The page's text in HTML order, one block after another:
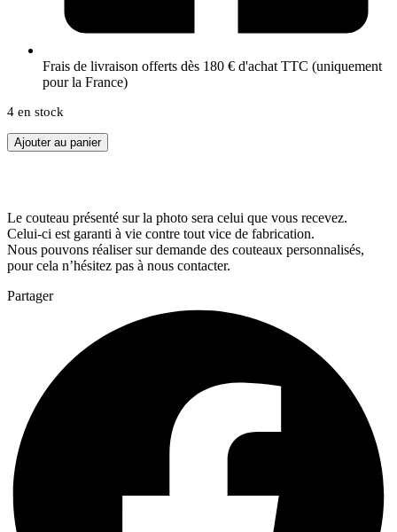
Frais de livraison offerts dès 180 € d'achat TTC (uniquement
pour la France)
4 en stock
quantité
de
Ajouter au panier
Le couteau présenté sur la photo sera celui que vous recevez.
Celui-ci est garanti à vie contre tout vice de fabrication.
Nous pouvons réaliser sur demande des couteaux personnalisés,
pour cela n’hésitez pas à nous contacter.
Partager